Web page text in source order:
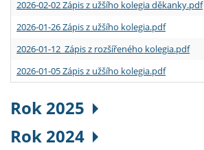
2026-02-02 Zápis z užšího kolegia děkanky.pdf
2026-01-26 Zápis z užšího kolegia.pdf
2026-01-12 Zápis z rozšířeného kolegia.pdf
2026-01-05 Zápis z užšího kolegia.pdf
Rok 2025
Rok 2024